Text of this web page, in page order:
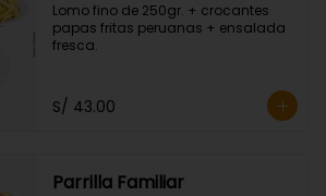
Lomo fino de 250gr. + crocantes
papas fritas peruanas + ensalada
fresca.
S/ 43.00
Parrilla Familiar